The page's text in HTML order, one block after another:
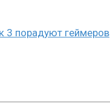
3 порадуют геймеров